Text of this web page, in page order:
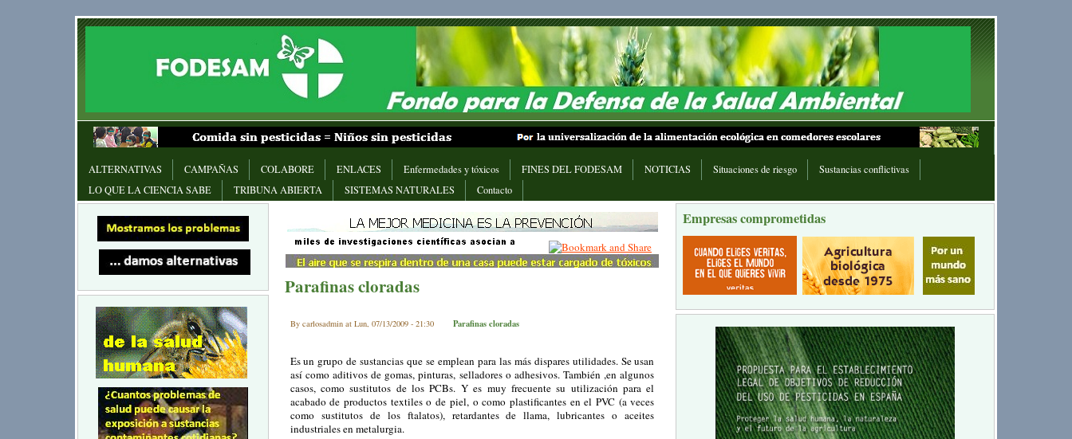
ALTERNATIVAS CAMPAÑAS COLABORE ENLACES Enfermedades y tóxicos FINES DEL FODESAM NOTICIAS Situaciones de riesgo
Sustancias conflictivas
LO QUE LA CIENCIA SABE
TRIBUNA ABIERTA SISTEMAS NATURALES Contacto
Parafinas cloradas
By carlosadmin at Lun, 07/13/2009 - 21:30 Parafinas cloradas
Es un grupo de sustancias que se emplean para las más dispares utilidades. Se usan
así como aditivos de gomas, pinturas, selladores o adhesivos. También ,en algunos
casos, como sustitutos de los PCBs. Y es muy frecuente su utilización para el
acabado de productos textiles o de piel, o como plastificantes en el PVC (a veces
como sustitutos de los ftalatos), retardantes de llama, lubricantes o aceites
industriales en metalurgia.
Empresas comprometidas